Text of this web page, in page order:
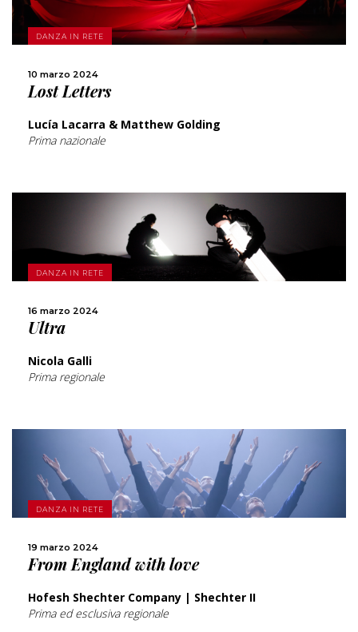
DANZA IN RETE
10 marzo 2024
Lost Letters
Lucía Lacarra & Matthew Golding
Prima nazionale
SCOPRI DI PIÙ
DANZA IN RETE
16 marzo 2024
Ultra
Nicola Galli
Prima regionale
SCOPRI DI PIÙ
DANZA IN RETE
19 marzo 2024
From England with love
Hofesh Shechter Company | Shechter II
Prima ed esclusiva regionale
SCOPRI DI PIÙ